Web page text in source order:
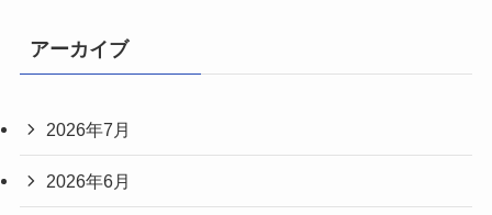
アーカイブ
2026年7月
2026年6月